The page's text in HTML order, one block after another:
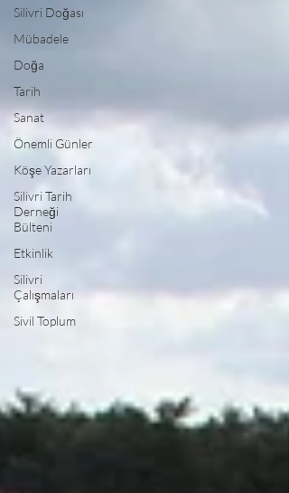
Silivri Doğası
Mübadele
Doğa
Tarih
Sanat
Önemli Günler
Köşe Yazarları
Silivri Tarih
Derneği
Bülteni
Etkinlik
Silivri
Çalışmaları
Sivil Toplum